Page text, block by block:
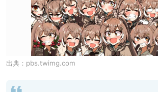
出典： pbs.twimg.com